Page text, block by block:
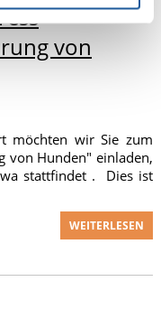
von
möchten wir Sie zum
von Hunden" einladen,
stattfindet . Dies ist
WEITERLESEN